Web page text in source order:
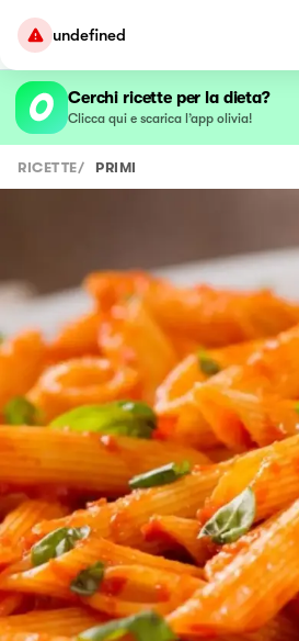
undefined
Cerchi ricette per la dieta?
Clicca qui e scarica l’app olivia!
RICETTE/ PRIMI